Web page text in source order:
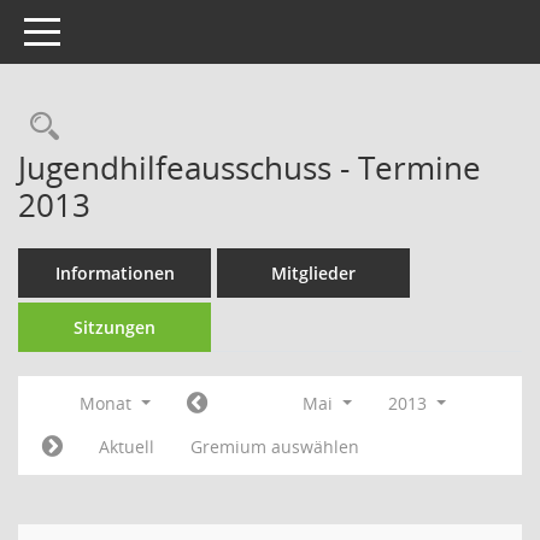
Toggle navigation
Rechercheauswahl
Jugendhilfeausschuss - Termine
2013
Informationen Mitglieder
Sitzungen
Monat Mai
2013
Aktuell
Gremium auswählen